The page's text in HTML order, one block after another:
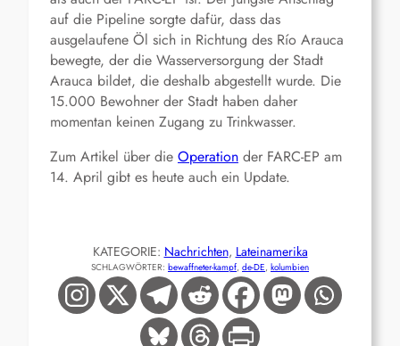
auf die Pipeline sorgte dafür, dass das
ausgelaufene Öl sich in Richtung des Río Arauca
bewegte, der die Wasserversorgung der Stadt
Arauca bildet, die deshalb abgestellt wurde. Die
15.000 Bewohner der Stadt haben daher
momentan keinen Zugang zu Trinkwasser.
Zum Artikel über die Operation der FARC-EP am
14. April gibt es heute auch ein Update.
KATEGORIE: Nachrichten, Lateinamerika
SCHLAGWÖRTER: bewaffneter-kampf, de-DE, kolumbien